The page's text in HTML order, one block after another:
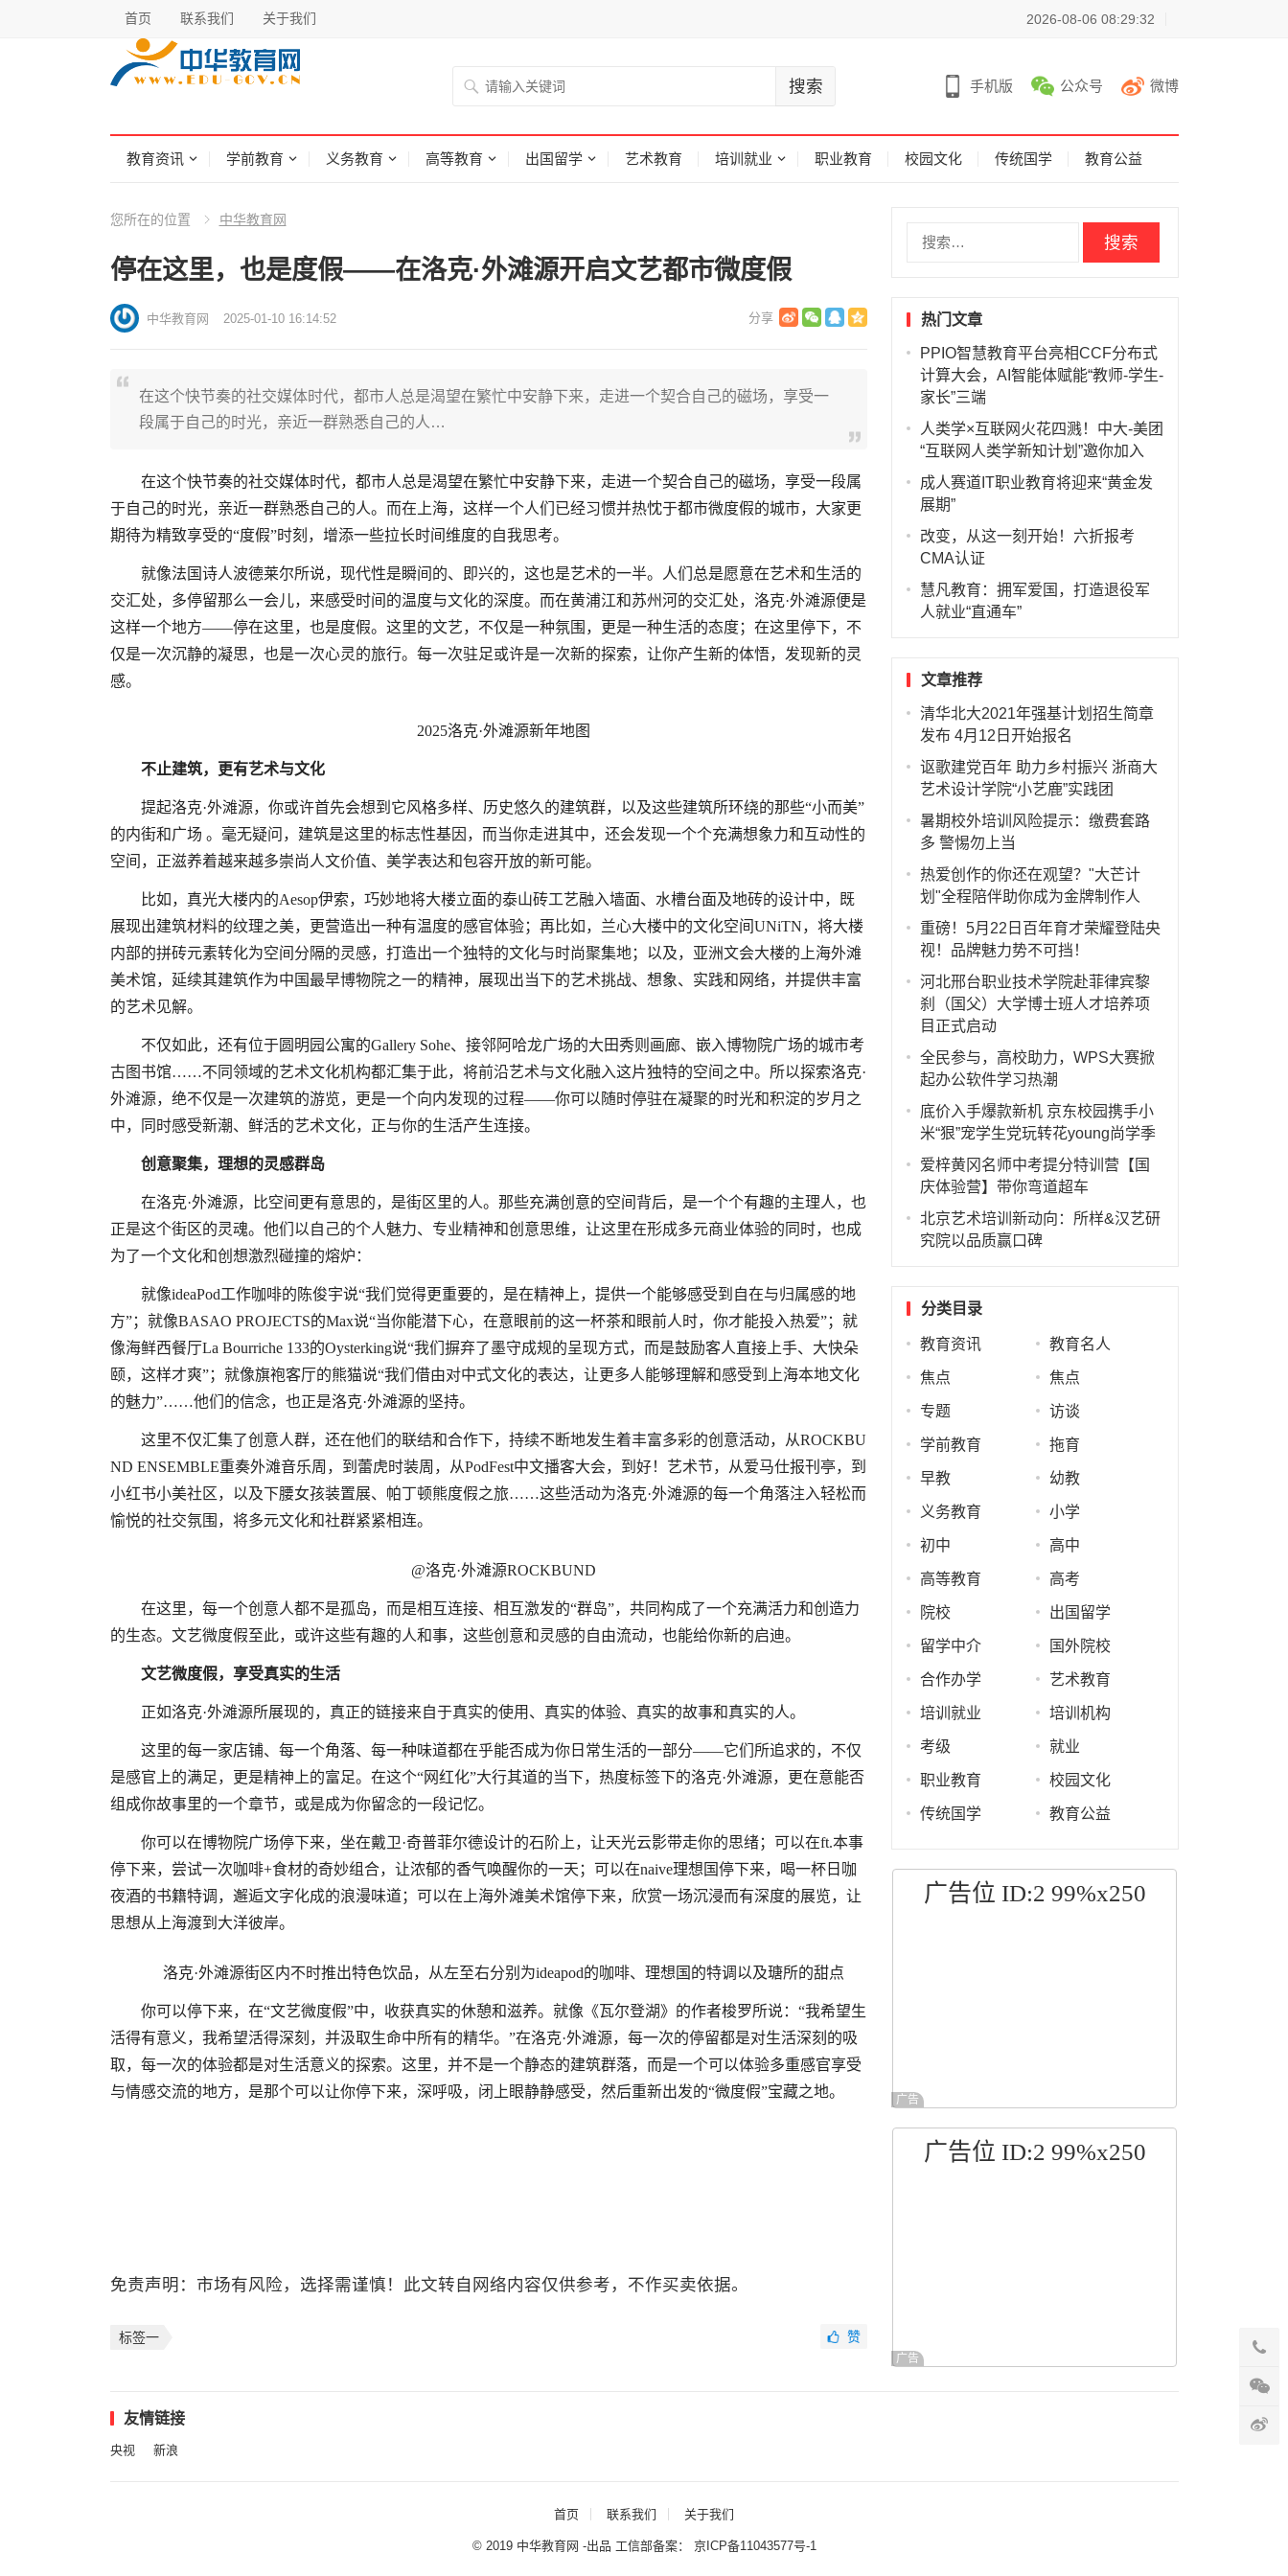
首页 联系我们 关于我们 2026-08-06 08:29:32
手机版 公众号 微博
教育资讯 学前教育 义务教育 高等教育 出国留学 艺术教育 培训就业 职业教育 校园文化 传统国学 教育公益
您所在的位置 中华教育网
停在这里，也是度假——在洛克·外滩源开启文艺都市微度假
中华教育网 2025-01-10 16:14:52
在这个快节奏的社交媒体时代，都市人总是渴望在繁忙中安静下来，走进一个契合自己的磁场，享受一
段属于自己的时光，亲近一群熟悉自己的人…
在这个快节奏的社交媒体时代，都市人总是渴望在繁忙中安静下来，走进一个契合自己的磁场，享受一段属
于自己的时光，亲近一群熟悉自己的人。而在上海，这样一个人们已经习惯并热忱于都市微度假的城市，大家更
期待为精致享受的“度假”时刻，增添一些拉长时间维度的自我思考。
就像法国诗人波德莱尔所说，现代性是瞬间的、即兴的，这也是艺术的一半。人们总是愿意在艺术和生活的
交汇处，多停留那么一会儿，来感受时间的温度与文化的深度。而在黄浦江和苏州河的交汇处，洛克·外滩源便是
这样一个地方——停在这里，也是度假。这里的文艺，不仅是一种氛围，更是一种生活的态度；在这里停下，不
仅是一次沉静的凝思，也是一次心灵的旅行。每一次驻足或许是一次新的探索，让你产生新的体悟，发现新的灵
感。
2025洛克·外滩源新年地图
不止建筑，更有艺术与文化
提起洛克·外滩源，你或许首先会想到它风格多样、历史悠久的建筑群，以及这些建筑所环绕的那些“小而美”
的内街和广场 。毫无疑问，建筑是这里的标志性基因，而当你走进其中，还会发现一个个充满想象力和互动性的
空间，正滋养着越来越多崇尚人文价值、美学表达和包容开放的新可能。
比如，真光大楼内的Aesop伊索，巧妙地将大楼立面的泰山砖工艺融入墙面、水槽台面及地砖的设计中，既
展现出建筑材料的纹理之美，更营造出一种有温度的感官体验；再比如，兰心大楼中的文化空间UNiTN，将大楼
内部的拼砖元素转化为空间分隔的灵感，打造出一个独特的文化与时尚聚集地；以及，亚洲文会大楼的上海外滩
美术馆，延续其建筑作为中国最早博物院之一的精神，展现出当下的艺术挑战、想象、实践和网络，并提供丰富
的艺术见解。
不仅如此，还有位于圆明园公寓的Gallery Sohe、接邻阿哈龙广场的大田秀则画廊、嵌入博物院广场的城市考
古图书馆……不同领域的艺术文化机构都汇集于此，将前沿艺术与文化融入这片独特的空间之中。所以探索洛克·
外滩源，绝不仅是一次建筑的游览，更是一个向内发现的过程——你可以随时停驻在凝聚的时光和积淀的岁月之
中，同时感受新潮、鲜活的艺术文化，正与你的生活产生连接。
创意聚集，理想的灵感群岛
在洛克·外滩源，比空间更有意思的，是街区里的人。那些充满创意的空间背后，是一个个有趣的主理人，也
正是这个街区的灵魂。他们以自己的个人魅力、专业精神和创意思维，让这里在形成多元商业体验的同时，也成
为了一个文化和创想激烈碰撞的熔炉：
就像ideaPod工作咖啡的陈俊宇说“我们觉得更重要的，是在精神上，提供一个能够感受到自在与归属感的地
方”；就像BASAO PROJECTS的Max说“当你能潜下心，在意眼前的这一杯茶和眼前人时，你才能投入热爱”；就
像海鲜西餐厅La Bourriche 133的Oysterking说“我们摒弃了墨守成规的呈现方式，而是鼓励客人直接上手、大快朵
颐，这样才爽”；就像旗袍客厅的熊猫说“我们借由对中式文化的表达，让更多人能够理解和感受到上海本地文化
的魅力”……他们的信念，也正是洛克·外滩源的坚持。
这里不仅汇集了创意人群，还在他们的联结和合作下，持续不断地发生着丰富多彩的创意活动，从ROCKBU
ND ENSEMBLE重奏外滩音乐周，到蕾虎时装周，从PodFest中文播客大会，到好！艺术节，从爱马仕报刊亭，到
小红书小美社区，以及下腰女孩装置展、帕丁顿熊度假之旅……这些活动为洛克·外滩源的每一个角落注入轻松而
愉悦的社交氛围，将多元文化和社群紧紧相连。
@洛克·外滩源ROCKBUND
在这里，每一个创意人都不是孤岛，而是相互连接、相互激发的“群岛”，共同构成了一个充满活力和创造力
的生态。文艺微度假至此，或许这些有趣的人和事，这些创意和灵感的自由流动，也能给你新的启迪。
文艺微度假，享受真实的生活
正如洛克·外滩源所展现的，真正的链接来自于真实的使用、真实的体验、真实的故事和真实的人。
这里的每一家店铺、每一个角落、每一种味道都在乎能否成为你日常生活的一部分——它们所追求的，不仅
是感官上的满足，更是精神上的富足。在这个“网红化”大行其道的当下，热度标签下的洛克·外滩源，更在意能否
组成你故事里的一个章节，或是成为你留念的一段记忆。
你可以在博物院广场停下来，坐在戴卫·奇普菲尔德设计的石阶上，让天光云影带走你的思绪；可以在ft.本事
停下来，尝试一次咖啡+食材的奇妙组合，让浓郁的香气唤醒你的一天；可以在naive理想国停下来，喝一杯日咖
夜酒的书籍特调，邂逅文字化成的浪漫味道；可以在上海外滩美术馆停下来，欣赏一场沉浸而有深度的展览，让
思想从上海渡到大洋彼岸。
洛克·外滩源街区内不时推出特色饮品，从左至右分别为ideapod的咖啡、理想国的特调以及瑭所的甜点
你可以停下来，在“文艺微度假”中，收获真实的休憩和滋养。就像《瓦尔登湖》的作者梭罗所说：“我希望生
活得有意义，我希望活得深刻，并汲取生命中所有的精华。”在洛克·外滩源，每一次的停留都是对生活深刻的吸
取，每一次的体验都是对生活意义的探索。这里，并不是一个静态的建筑群落，而是一个可以体验多重感官享受
与情感交流的地方，是那个可以让你停下来，深呼吸，闭上眼静静感受，然后重新出发的“微度假”宝藏之地。
免责声明：市场有风险，选择需谨慎！此文转自网络内容仅供参考，不作买卖依据。
标签一 赞
热门文章
PPIO智慧教育平台亮相CCF分布式
计算大会，AI智能体赋能“教师-学生-
家长”三端
人类学×互联网火花四溅！中大-美团
“互联网人类学新知计划”邀你加入
成人赛道IT职业教育将迎来“黄金发
展期”
改变，从这一刻开始！六折报考
CMA认证
慧凡教育：拥军爱国，打造退役军
人就业“直通车”
文章推荐
清华北大2021年强基计划招生简章
发布 4月12日开始报名
讴歌建党百年 助力乡村振兴 浙商大
艺术设计学院“小艺鹿”实践团
暑期校外培训风险提示：缴费套路
多 警惕勿上当
热爱创作的你还在观望？"大芒计
划"全程陪伴助你成为金牌制作人
重磅！5月22日百年育才荣耀登陆央
视！品牌魅力势不可挡！
河北邢台职业技术学院赴菲律宾黎
刹（国父）大学博士班人才培养项
目正式启动
全民参与，高校助力，WPS大赛掀
起办公软件学习热潮
底价入手爆款新机 京东校园携手小
米“狠”宠学生党玩转花young尚学季
爱梓黄冈名师中考提分特训营【国
庆体验营】带你弯道超车
北京艺术培训新动向：所样&汉艺研
究院以品质赢口碑
分类目录
教育资讯 教育名人
焦点 焦点
专题 访谈
学前教育 拖育
早教 幼教
义务教育 小学
初中 高中
高等教育 高考
院校 出国留学
留学中介 国外院校
合作办学 艺术教育
培训就业 培训机构
考级 就业
职业教育 校园文化
传统国学 教育公益
广告位 ID:2 99%x250
广告
广告位 ID:2 99%x250
广告
友情链接
央视 新浪
首页 联系我们 关于我们
© 2019 中华教育网 -出品 工信部备案： 京ICP备11043577号-1